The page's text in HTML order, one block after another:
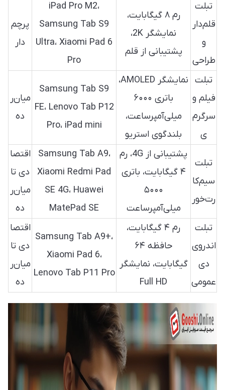
تبلت
قلم‌دار
و
طراحی
رم ۸ گیگابایت،
نمایشگر 2K،
پشتیبانی از قلم
iPad Pro M2،
Samsung Tab S9
Ultra، Xiaomi Pad 6
Pro
پرچم‌
دار
تبلت
فیلم و
سرگرم
ی
نمایشگر AMOLED،
باتری ۶۰۰۰
میلی‌آمپرساعت،
بلندگوی استریو
Samsung Tab S9
FE، Lenovo Tab P12
Pro، iPad mini
میان‌ر
ده
تبلت
سیم‌کا
رت‌خور
پشتیبانی از 4G، رم
۴ گیگابایت، باتری
۵۰۰۰
میلی‌آمپرساعت
Samsung Tab A9،
Xiaomi Redmi Pad
SE 4G، Huawei
MatePad SE
اقتصا
دی تا
میان‌ر
ده
تبلت
اندروی
دی
عمومی
رم ۴ گیگابایت،
حافظه ۶۴
گیگابایت، نمایشگر
Full HD
Samsung Tab A9+،
Xiaomi Pad 6،
Lenovo Tab P11 Pro
اقتصا
دی تا
میان‌ر
ده